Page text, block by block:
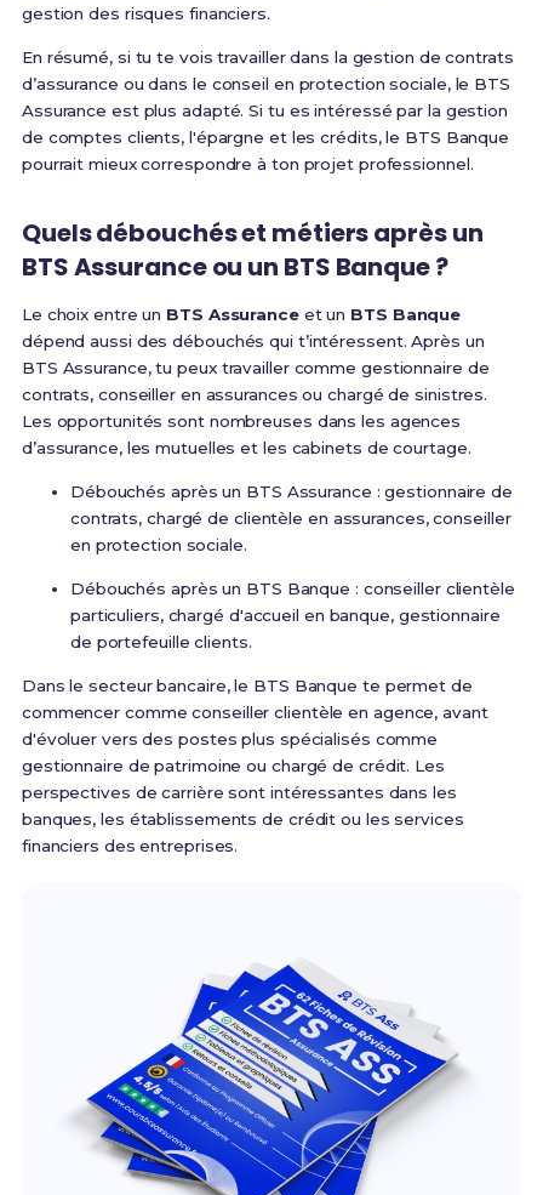
gestion des risques financiers.
En résumé, si tu te vois travailler dans la gestion de contrats
d’assurance ou dans le conseil en protection sociale, le BTS
Assurance est plus adapté. Si tu es intéressé par la gestion
de comptes clients, l'épargne et les crédits, le BTS Banque
pourrait mieux correspondre à ton projet professionnel.
Quels débouchés et métiers après un
BTS Assurance ou un BTS Banque ?
Le choix entre un BTS Assuranceet un BTS Banque
dépend aussi des débouchés qui t’intéressent. Après un
BTS Assurance, tu peux travailler comme gestionnaire de
contrats, conseiller en assurances ou chargé de sinistres.
Les opportunités sont nombreuses dans les agences
d’assurance, les mutuelles et les cabinets de courtage.
Débouchés après un BTS Assurance : gestionnaire de
contrats, chargé de clientèle en assurances, conseiller
en protection sociale.
Débouchés après un BTS Banque : conseiller clientèle
particuliers, chargé d'accueil en banque, gestionnaire
de portefeuille clients.
Dans le secteur bancaire, le BTS Banque te permet de
commencer comme conseiller clientèle en agence, avant
d'évoluer vers des postes plus spécialisés comme
gestionnaire de patrimoine ou chargé de crédit. Les
perspectives de carrière sont intéressantes dans les
banques, les établissements de crédit ou les services
financiers des entreprises.